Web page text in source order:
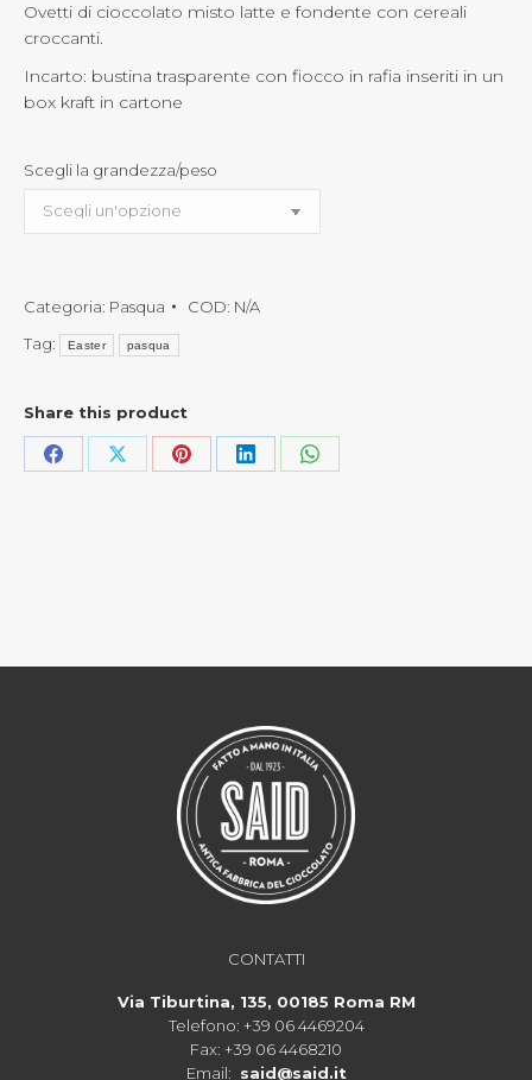
Ovetti di cioccolato misto latte e fondente con cereali
croccanti.
Incarto: bustina trasparente con fiocco in rafia inseriti in un
box kraft in cartone
Scegli la grandezza/peso
Categoria: Pasqua COD: N/A
Tag:
Easter pasqua
Share this product
CondividiCondividiCondividiCondividiCondividi
CONTATTI
Via Tiburtina, 135, 00185 Roma RM
Telefono: +39 06 4469204
Fax: +39 06 4468210
Email: said@said.it